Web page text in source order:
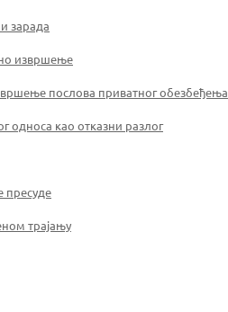
зарада
извршење
вршење послова приватног обезбеђења
као отказни разлог
пресуде
трајању